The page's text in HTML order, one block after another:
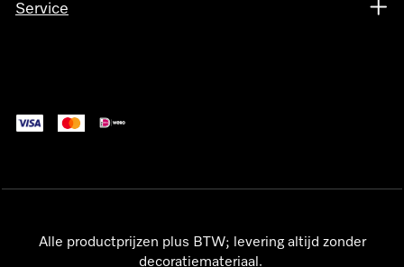
Service
Alle productprijzen plus BTW; levering altijd zonder
decoratiemateriaal.